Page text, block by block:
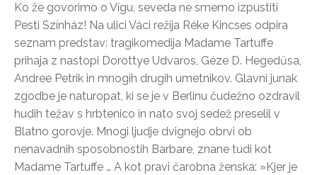
Ko že govorimo o Vígu, seveda ne smemo izpustiti
Pesti Színház! Na ulici Váci režija Réke Kincses odpira
seznam predstav: tragikomedija Madame Tartuffe
prihaja z nastopi Dorottye Udvaros, Géze D. Hegedűsa,
Andree Petrik in mnogih drugih umetnikov. Glavni junak
zgodbe je naturopat, ki se je v Berlinu čudežno ozdravil
hudih težav s hrbtenico in nato svoj sedež preselil v
Blatno gorovje. Mnogi ljudje dvignejo obrvi ob
nenavadnih sposobnostih Barbare, znane tudi kot
Madame Tartuffe … A kot pravi čarobna ženska: »Kjer je